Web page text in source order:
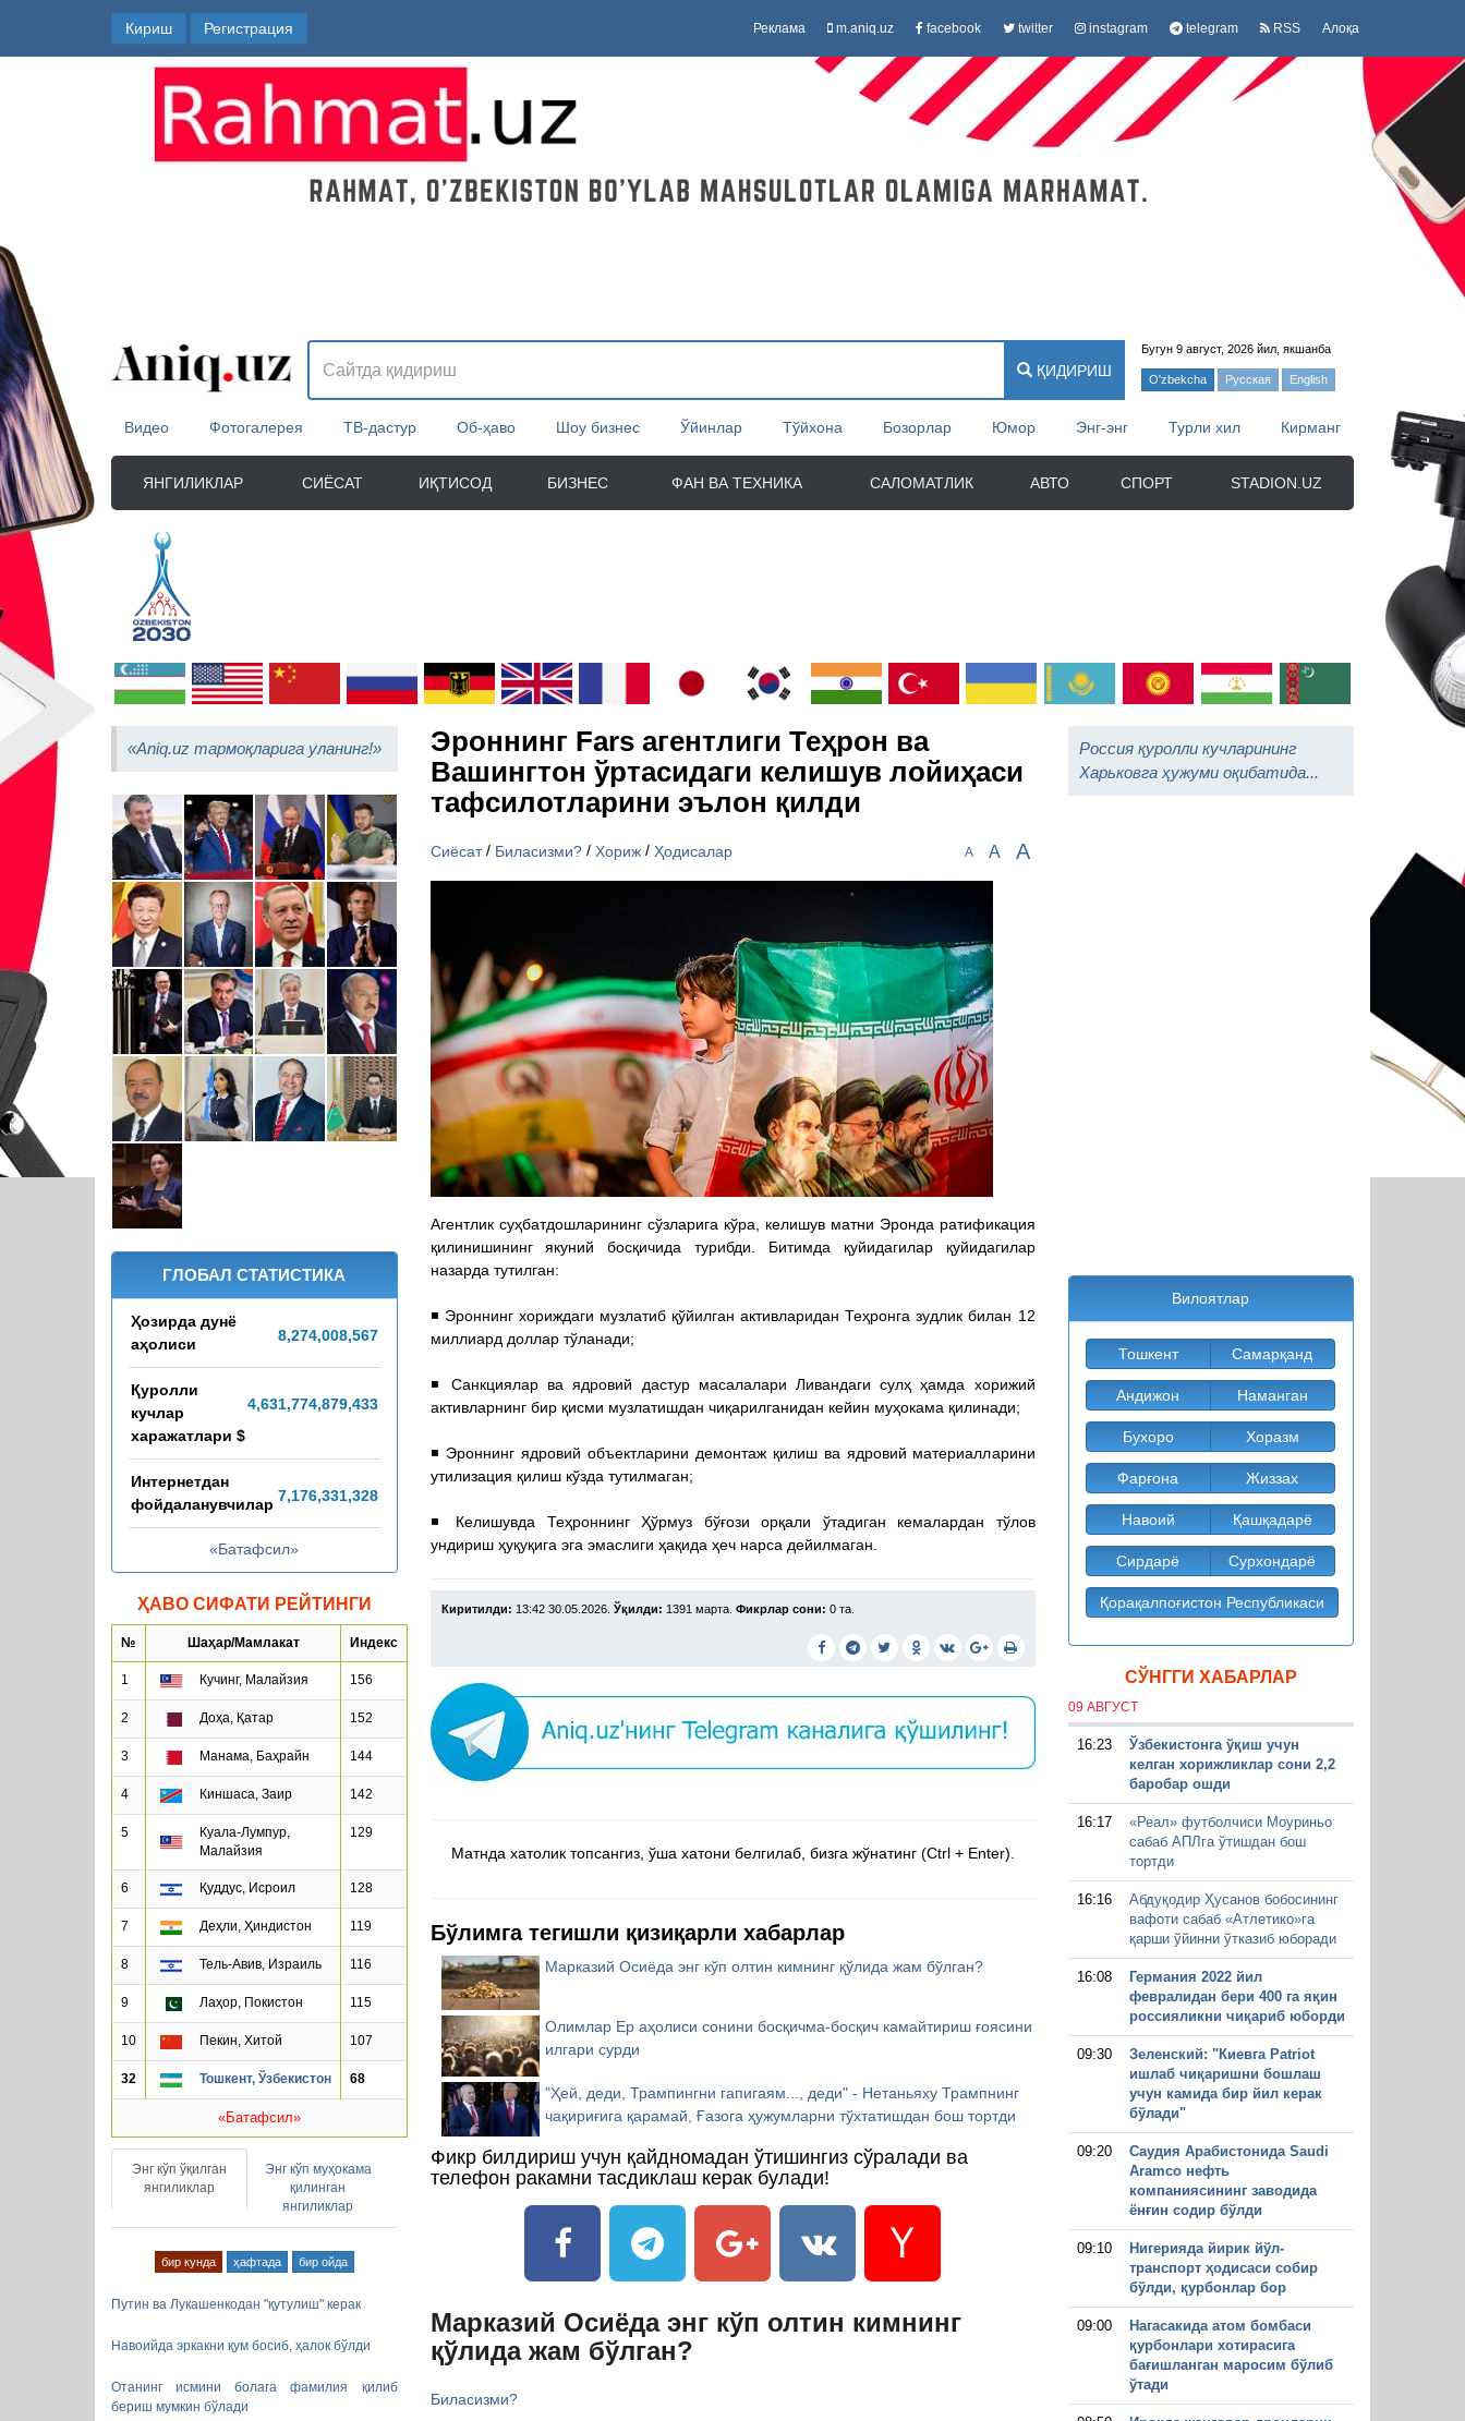
Кириш Регистрация Реклама m.aniq.uz facebook twitter instagram telegram RSS Алоқа
ҚИДИРИШ
Бугун 9 август, 2026 йил, якшанба
O'zbekcha Русская English
Видео Фотогалерея ТВ-дастур Об-ҳаво Шоу бизнес Ўйинлар Тўйхона Бозорлар Юмор Энг-энг Турли хил Кирманг
ЯНГИЛИКЛАР СИЁСАТ ИҚТИСОД БИЗНЕС ФАН ВА ТЕХНИКА САЛОМАТЛИК АВТО СПОРТ STADION.UZ
«Aniq.uz тармоқларига уланинг!»
ГЛОБАЛ СТАТИСТИКА
8,274,008,571
Ҳозирда дунё
аҳолиси
4,631,774,989,547
Қуролли
кучлар
харажатлари $
7,176,331,357
Интернетдан
фойдаланувчилар
«Батафсил»
ҲАВО СИФАТИ РЕЙТИНГИ
№ Шаҳар/Мамлакат Индекс
1 Кучинг, Малайзия 156
2 Доҳа, Қатар 152
3 Манама, Баҳрайн 144
4 Киншаса, Заир 142
5
Куала-Лумпур,
Малайзия
129
6 Қуддус, Исроил 128
7 Деҳли, Ҳиндистон 119
8 Тель-Авив, Израиль 116
9 Лаҳор, Покистон 115
10 Пекин, Хитой 107
32 Тошкент, Ўзбекистон 68
«Батафсил»
Энг кўп ўқилган
янгиликлар
Энг кўп муҳокама
қилинган
янгиликлар
бир кунда ҳафтада бир ойда
Путин ва Лукашенкодан "қутулиш" керак
Навоийда эркакни қум босиб, ҳалок бўлди
Отанинг исмини болага фамилия қилиб
бериш мумкин бўлади
Эроннинг Fars агентлиги Теҳрон ва
Вашингтон ўртасидаги келишув лойиҳаси
тафсилотларини эълон қилди
Сиёсат/ Биласизми?/ Хориж/ Ҳодисалар A A A
Агентлик суҳбатдошларининг сўзларига кўра, келишув матни Эронда ратификация
қилинишининг якуний босқичида турибди. Битимда қуйидагилар қуйидагилар
назарда тутилган:
◾️ Эроннинг хориждаги музлатиб қўйилган активларидан Теҳронга зудлик билан 12
миллиард доллар тўланади;
◾️ Санкциялар ва ядровий дастур масалалари Ливандаги сулҳ ҳамда хорижий
активларнинг бир қисми музлатишдан чиқарилганидан кейин муҳокама қилинади;
◾️ Эроннинг ядровий объектларини демонтаж қилиш ва ядровий материалларини
утилизация қилиш кўзда тутилмаган;
◾️ Келишувда Теҳроннинг Ҳўрмуз бўғози орқали ўтадиган кемалардан тўлов
ундириш ҳуқуқига эга эмаслиги ҳақида ҳеч нарса дейилмаган.
Киритилди: 13:42 30.05.2026. Ўқилди: 1391 марта. Фикрлар сони: 0 та.
Матнда хатолик топсангиз, ўша хатони белгилаб, бизга жўнатинг (Ctrl + Enter).
Бўлимга тегишли қизиқарли хабарлар
Марказий Осиёда энг кўп олтин кимнинг қўлида жам бўлган?
Олимлар Ер аҳолиси сонини босқичма-босқич камайтириш ғоясини
илгари сурди
"Ҳей, деди, Трампингни гапигаям..., деди" - Нетаньяху Трампнинг
чақириғига қарамай, Ғазога ҳужумларни тўхтатишдан бош тортди
Фикр билдириш учун қайдномадан ўтишингиз сўралади ва
телефон ракамни тасдиклаш керак булади!
Марказий Осиёда энг кўп олтин кимнинг
қўлида жам бўлган?
Биласизми?
Россия қуролли кучларининг
Харьковга ҳужуми оқибатида...
Вилоятлар
Тошкент Самарқанд
Андижон Наманган
Бухоро Хоразм
Фарғона Жиззах
Навоий Қашқадарё
Сирдарё Сурхондарё
Қорақалпоғистон Республикаси
СЎНГГИ ХАБАРЛАР
09 АВГУСТ
16:23
Ўзбекистонга ўқиш учун
келган хорижликлар сони 2,2
баробар ошди
16:17
«Реал» футболчиси Моуриньо
сабаб АПЛга ўтишдан бош
тортди
16:16
Абдуқодир Ҳусанов бобосининг
вафоти сабаб «Атлетико»га
қарши ўйинни ўтказиб юборади
16:08
Германия 2022 йил
февралидан бери 400 га яқин
россияликни чиқариб юборди
09:30
Зеленский: "Киевга Patriot
ишлаб чиқаришни бошлаш
учун камида бир йил керак
бўлади"
09:20
Саудия Арабистонида Saudi
Aramco нефть
компаниясининг заводида
ёнғин содир бўлди
09:10
Нигерияда йирик йўл-
транспорт ҳодисаси собир
бўлди, қурбонлар бор
09:00
Нагасакида атом бомбаси
қурбонлари хотирасига
бағишланган маросим бўлиб
ўтади